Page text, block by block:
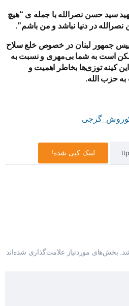
سید حسن نصرالله با جمله ی “هیچ
در دنیا نباشد و من باشم”.
جمهور لبنان در خصوص خلع سلاح
است به شما بی‌مهری و نسبت به
کینه توزی‌ها بخاطر اهمیت و
حزب الله.
لینک کپی شده!
بخش‌های موردنیاز علامت‌گذاری شده‌اند